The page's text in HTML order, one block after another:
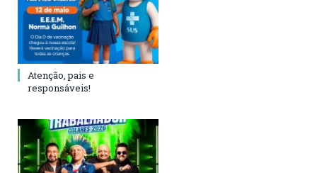
Atenção, pais e
responsáveis!